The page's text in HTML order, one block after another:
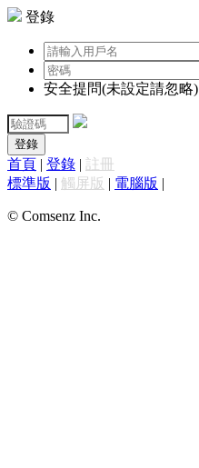
登錄
安全提問(未設定請忽略)
登錄
首頁 | 登錄 | 註冊
標準版 | 觸屏版 | 電腦版 |
© Comsenz Inc.